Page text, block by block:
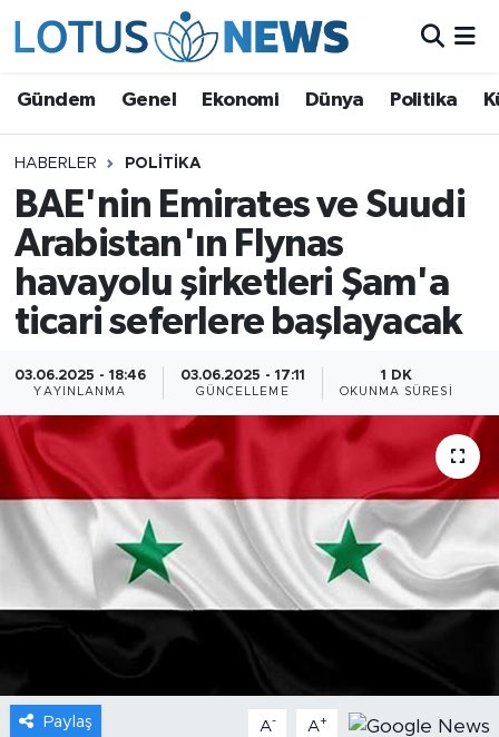
Gündem Genel Ekonomi Dünya Politika
HABERLER POLITIKA
BAE'nin Emirates ve Suudi
Arabistan'ın Flynas
havayolu şirketleri Şam'a
ticari seferlere başlayacak
03.06.2025 - 18:46
YAYINLANMA
03.06.2025 - 17:11
GÜNCELLEME
1 DK
OKUNMA SÜRESI
Paylaş A- A+
Ekonomi
Dünya
Politika
Kültür - Sanat ve Tarih
Yaşam
Bilim ve Teknoloji
Çin Fuarları
Gündem
Video
Foto Haber